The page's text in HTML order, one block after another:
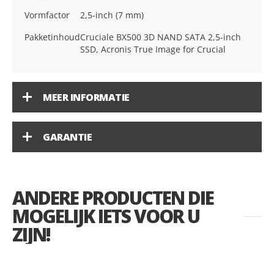
Vormfactor
2,5-inch (7 mm)
PakketinhoudCruciale BX500 3D NAND SATA 2,5-inch
SSD, Acronis True Image for Crucial
MEER INFORMATIE
GARANTIE
ANDERE PRODUCTEN DIE
MOGELIJK IETS VOOR U
ZIJN!